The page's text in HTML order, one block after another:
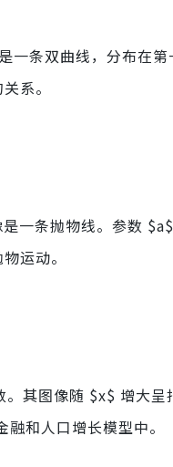
条双曲线，分布在
系。
一条抛物线。参数
运动。
其图像随 $x$ 增大
和人口增长模型中。